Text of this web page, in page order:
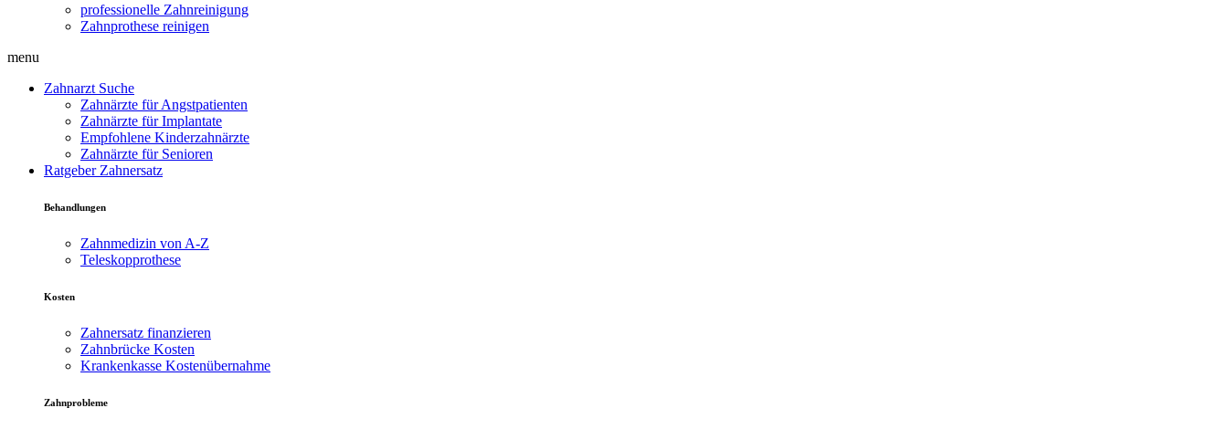
professionelle Zahnreinigung
Zahnprothese reinigen
menu
Zahnarzt Suche
Zahnärzte für Angstpatienten
Zahnärzte für Implantate
Empfohlene Kinderzahnärzte
Zahnärzte für Senioren
Ratgeber Zahnersatz
Behandlungen
Zahnmedizin von A-Z
Teleskopprothese
Kosten
Zahnersatz finanzieren
Zahnbrücke Kosten
Krankenkasse Kostenübernahme
Zahnprobleme